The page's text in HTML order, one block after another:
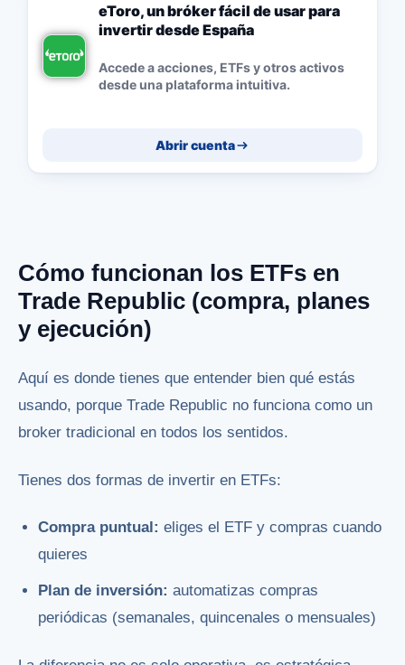
eToro, un bróker fácil de usar para
invertir desde España
Accede a acciones, ETFs y otros activos
desde una plataforma intuitiva.
Abrir cuenta
Cómo funcionan los ETFs en
Trade Republic (compra, planes
y ejecución)
Aquí es donde tienes que entender bien qué estás
usando, porque Trade Republic no funciona como un
broker tradicional en todos los sentidos.
Tienes dos formas de invertir en ETFs:
Compra puntual: eliges el ETF y compras cuando
quieres
Plan de inversión: automatizas compras
periódicas (semanales, quincenales o mensuales)